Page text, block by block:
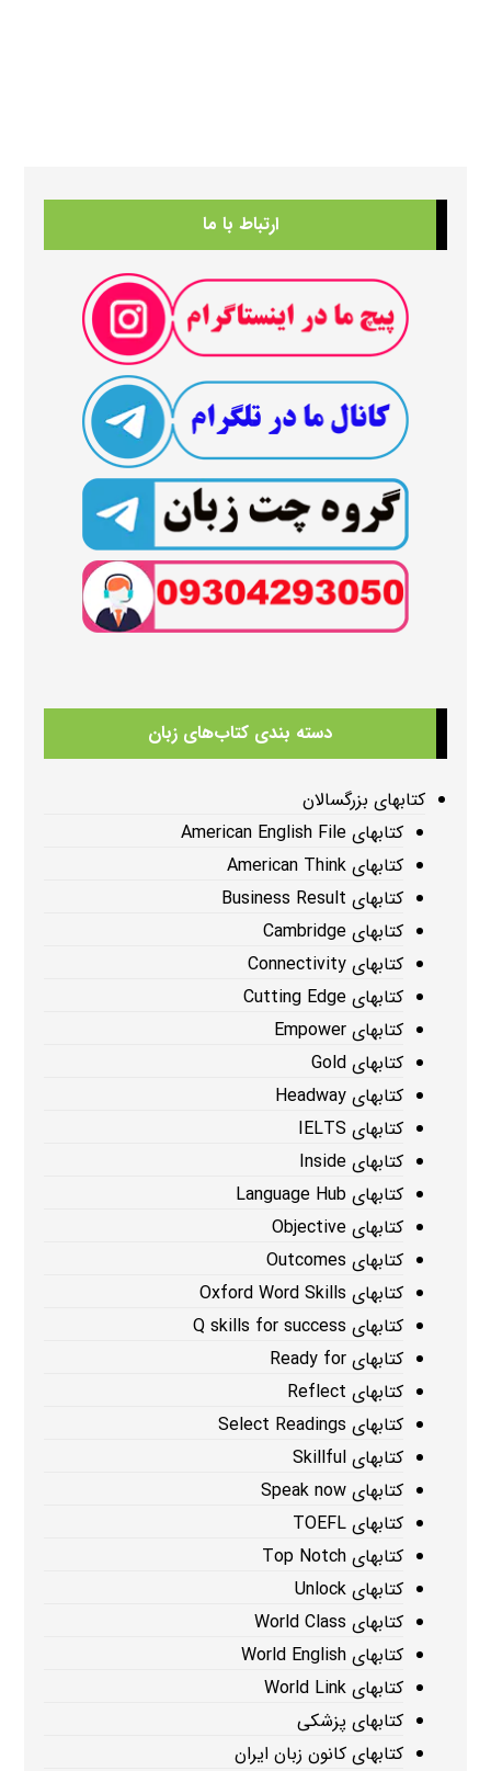
ارتباط با ما
دسته بندی کتاب‌های زبان
کتابهای بزرگسالان
کتابهای American English File
کتابهای American Think
کتابهای Business Result
کتابهای Cambridge
کتابهای Connectivity
کتابهای Cutting Edge
کتابهای Empower
کتابهای Gold
کتابهای Headway
کتابهای IELTS
کتابهای Inside
کتابهای Language Hub
کتابهای Objective
کتابهای Outcomes
کتابهای Oxford Word Skills
کتابهای Q skills for success
کتابهای Ready for
کتابهای Reflect
کتابهای Select Readings
کتابهای Skillful
کتابهای Speak now
کتابهای TOEFL
کتابهای Top Notch
کتابهای Unlock
کتابهای World Class
کتابهای World English
کتابهای World Link
کتابهای پزشکی
کتابهای کانون زبان ایران